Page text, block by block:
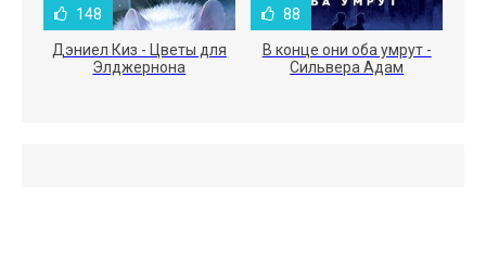
148
Дэниел Киз - Цветы для
Элджернона
88
В конце они оба умрут -
Сильвера Адам